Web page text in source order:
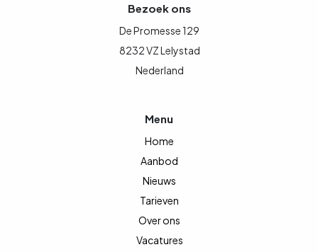
Bezoek ons
De Promesse 129
8232 VZ Lelystad
Nederland
Menu
Home
Aanbod
Nieuws
Tarieven
Over ons
Vacatures